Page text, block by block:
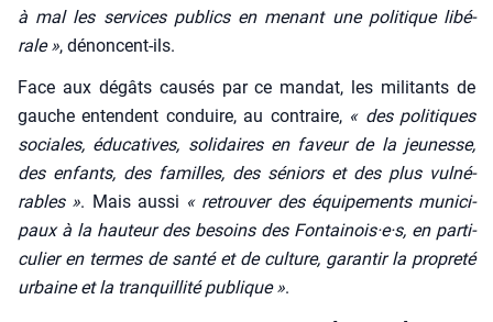
à mal les ser­vices publics en menant une poli­tique libé­
rale », dénoncent-ils.
Face aux dégâts cau­sés par ce man­dat, les mili­tants de
gauche entendent conduire, au contraire, « des poli­tiques
sociales, édu­ca­tives, soli­daires en faveur de la jeu­nesse,
des enfants, des familles, des séniors et des plus vul­né­
rables ». Mais aus­si « retrou­ver des équi­pe­ments muni­ci­
paux à la hau­teur des besoins des Fontainois·e·s, en par­ti­
cu­lier en termes de san­té et de culture, garan­tir la pro­pre­té
urbaine et la tran­quilli­té publique ».